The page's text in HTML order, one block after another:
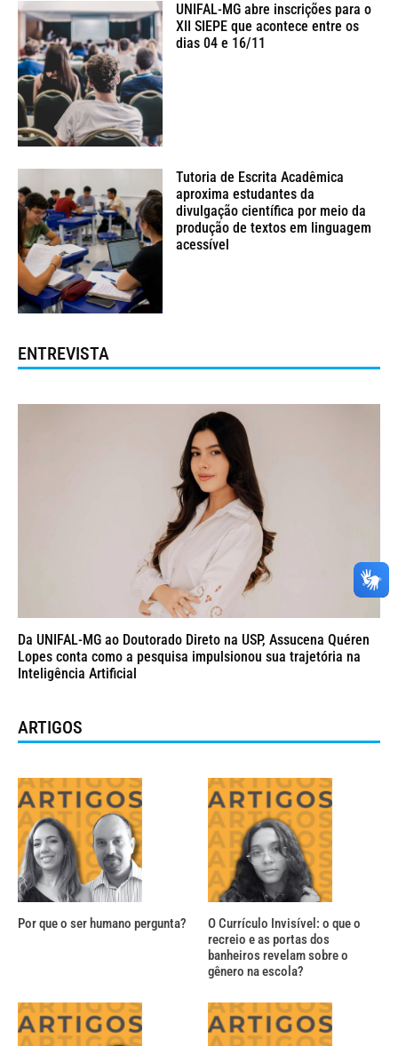
UNIFAL-MG abre inscrições para o
XII SIEPE que acontece entre os
dias 04 e 16/11
Tutoria de Escrita Acadêmica
aproxima estudantes da
divulgação científica por meio da
produção de textos em linguagem
acessível
ENTREVISTA
Da UNIFAL-MG ao Doutorado Direto na USP, Assucena Quéren
Lopes conta como a pesquisa impulsionou sua trajetória na
Inteligência Artificial
ARTIGOS
Por que o ser humano pergunta?
O Currículo Invisível: o que o
recreio e as portas dos
banheiros revelam sobre o
gênero na escola?